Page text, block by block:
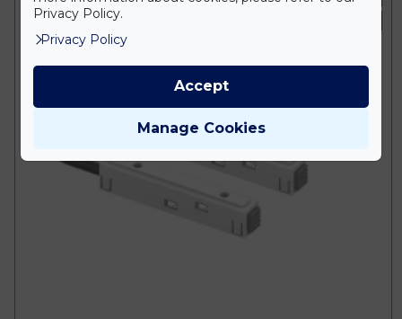
Privacy Policy.
Privacy Policy
Manage Cookies
Accept